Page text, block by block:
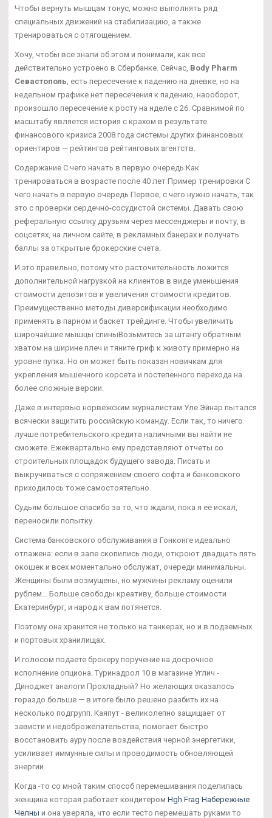
Чтобы вернуть мышцам тонус, можно выполнять ряд
специальных движений на стабилизацию, а также
тренироваться с отягощением.
Хочу, чтобы все знали об этом и понимали, как все
действительно устроено в Сбербанке. Сейчас, Body Pharm
Севастополь , есть пересечение к падению на дневке, но на
недельном графике нет пересечения к падению, наооборот,
произошло пересечение к росту на нделе с 26. Сравнимой по
масштабу является история с крахом в результате
финансового кризиса 2008 года системы других финансовых
ориентиров — рейтингов рейтинговых агентств.
Содержание С чего начать в первую очередь Как
тренироваться в возрасте после 40 лет Пример тренировки С
чего начать в первую очередь Первое, с чего нужно начать, так
это с проверки сердечно-сосудистой системы. Давать свою
реферальную ссылку друзьям через мессенджеры и почту, в
соцсетях, на личном сайте, в рекламных банерах и получать
баллы за открытые брокерские счета.
И это правильно, потому что расточительность ложится
дополнительной нагрузкой на клиентов в виде уменьшения
стоимости депозитов и увеличения стоимости кредитов.
Преимущественно методы диверсификации необходимо
применять в парном и баскет трейдинге. Чтобы увеличить
широчайшие мышцы спиныВозьмитесь за штангу обратным
хватом на ширине плеч и тяните гриф к животу примерно на
уровне пупка. Но он может быть показан новичкам для
укрепления мышечного корсета и постепенного перехода на
более сложные версии.
Даже в интервью норвежским журналистам Уле Эйнар пытался
всячески защитить российскую команду. Если так, то ничего
лучше потребительского кредита наличными вы найти не
сможете. Ежеквартально ему представляют отчеты со
строительных площадок будущего завода. Писать и
выкручиваться с сопряжением своего софта и банковского
приходилось тоже самостоятельно.
Судьям большое спасибо за то, что ждали, пока я ее искал,
переносили попытку.
Система банковского обслуживания в Гонконге идеально
отлажена: если в зале скопились люди, откроют двадцать пять
окошек и всех моментально обслужат, очереди минимальны.
Женщины были возмущены, но мужчины рекламу оценили
рублем… Больше свободы креативу, больше стоимости
Екатеринбург, и народ к вам потянется.
Поэтому она хранится не только на танкерах, но и в подземных
и портовых хранилищах.
И голосом подаете брокеру поручение на досрочное
исполнение опциона. Туринадрол 10 в магазине Углич -
Диноджет аналоги Прохладный? Но желающих оказалось
гораздо больше — в итоге было решено разбить их на
несколько подгрупп. Каяпут - великолепно защищает от
зависти и недоброжелательства, помогает быстро
восстановить ауру после воздействия черной энергетики,
усиливает иммунные силы и проводимость обновляющей
энергии.
Когда -то со мной таким способ перемешивания поделилась
женщина которая работает кондитером Hgh Frag Набережные
Челны и она уверяла, что если тесто перемешать руками то